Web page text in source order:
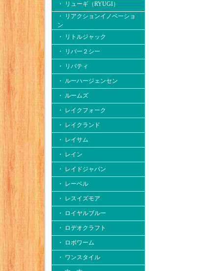
・ リューギ（RYUGI）
・ リアクションイノベーショ
ン
・ リトルジャック
・ リバー２シー
・ リバティ
・ ルーハージェンセン
・ ルームズ
・ レイクフォーク
・ レイクランド
・ レイサム
・ レイン
・ レイドジャパン
・ レーベル
・ レスイズモア
・ ロイヤルブルー
・ ロデオクラフト
・ ロボワーム
・ ワンスタイル